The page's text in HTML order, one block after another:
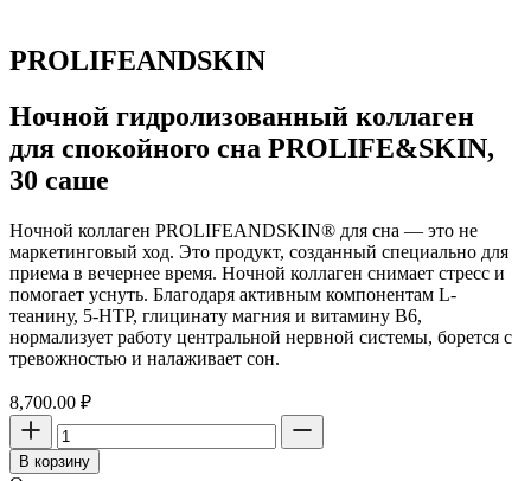
PROLIFEANDSKIN
Ночной гидролизованный коллаген
для спокойного сна PROLIFE&SKIN,
30 саше
Ночной коллаген PROLIFEANDSKIN® для сна — это не
маркетинговый ход. Это продукт, созданный специально для
приема в вечернее время. Ночной коллаген снимает стресс и
помогает уснуть. Благодаря активным компонентам L-
теанину, 5-НТР, глицинату магния и витамину В6,
нормализует работу центральной нервной системы, борется с
тревожностью и налаживает сон.
8,700.00 ₽
Количество
товара
Ночной
В корзину